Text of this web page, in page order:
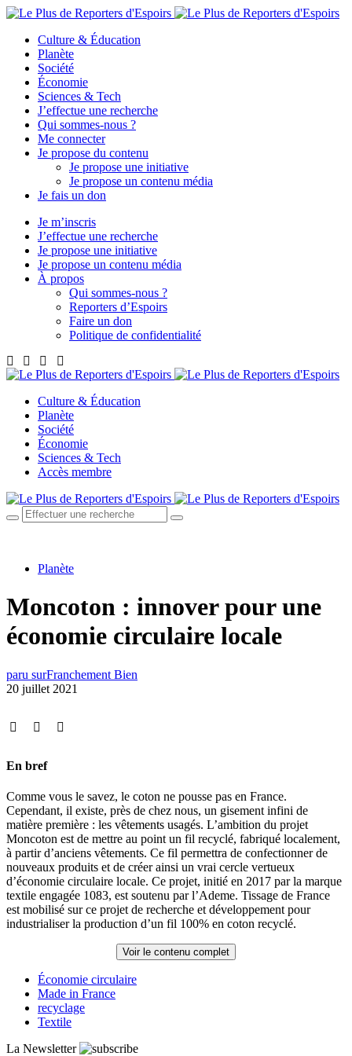
Culture & Éducation
Planète
Société
Économie
Sciences & Tech
J’effectue une recherche
Qui sommes-nous ?
Me connecter
Je propose du contenu
Je propose une initiative
Je propose un contenu média
Je fais un don
Je m’inscris
J’effectue une recherche
Je propose une initiative
Je propose un contenu média
À propos
Qui sommes-nous ?
Reporters d’Espoirs
Faire un don
Politique de confidentialité
Culture & Éducation
Planète
Société
Économie
Sciences & Tech
Accès membre
Planète
Moncoton : innover pour une
économie circulaire locale
paru surFranchement Bien
20 juillet 2021
En bref
Comme vous le savez, le coton ne pousse pas en France.
Cependant, il existe, près de chez nous, un gisement infini de
matière première : les vêtements usagés. L’ambition du projet
Moncoton est de mettre au point un fil recyclé, fabriqué localement,
à partir d’anciens vêtements. Ce fil permettra de confectionner de
nouveaux produits et de créer ainsi un vrai cercle vertueux
d’économie circulaire locale. Ce projet, initié en 2017 par la marque
textile engagée 1083, est soutenu par l’Ademe. Tissage de France
est mobilisé sur ce projet de recherche et développement pour
industrialiser la production d’un fil 100% en coton recyclé.
Voir le contenu complet
Économie circulaire
Made in France
recyclage
Textile
La Newsletter